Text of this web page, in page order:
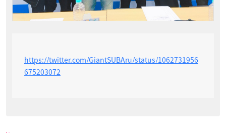
https://twitter.com/GiantSUBAru/status/1062731956
675203072